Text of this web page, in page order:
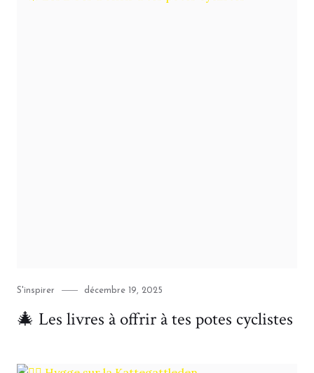
Category
S'inspirer
Posted
décembre 19, 2025
🎄 Les livres à offrir à tes potes cyclistes